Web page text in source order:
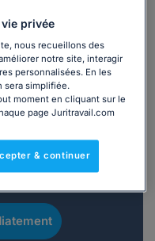
par
privée
nous recueillons des
notre site, interagir
personnalisées. En les
sera simplifiée.
moment en cliquant sur le
page Juritravail.com
& continuer